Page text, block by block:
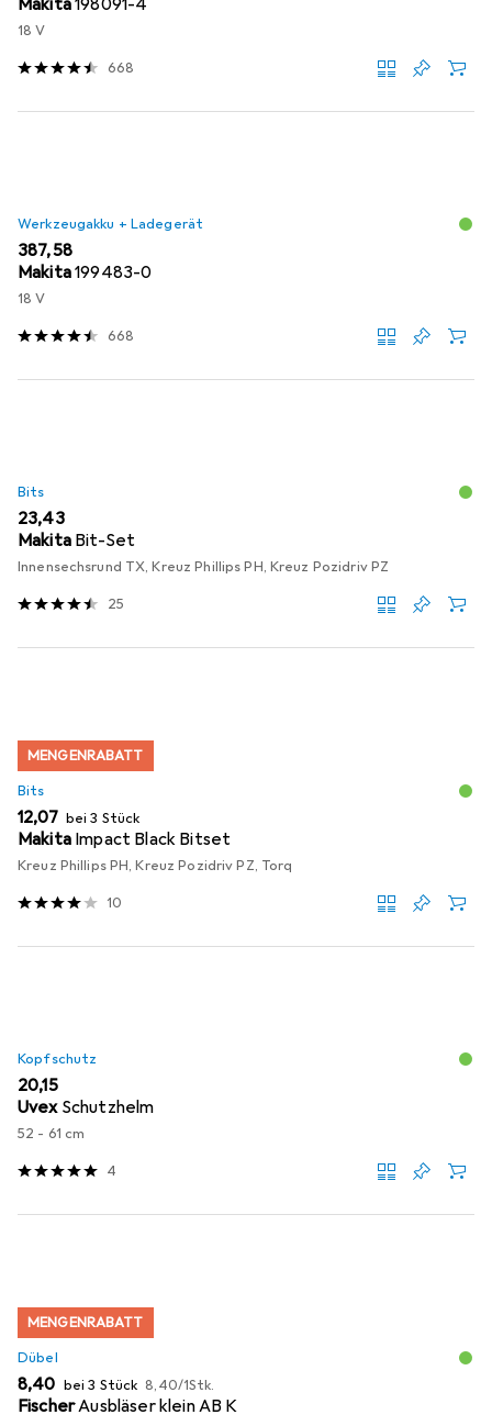
Makita198091-4
18 V
668
Werkzeugakku + Ladegerät
EUR
387,58
Makita199483-0
18 V
668
Bits
EUR
23,43
Makita Bit-Set
Innensechsrund TX, Kreuz Phillips PH, Kreuz Pozidriv PZ
25
MENGENRABATT
Bits
EUR
12,07 bei 3 Stück
Makita Impact Black Bitset
Kreuz Phillips PH, Kreuz Pozidriv PZ, Torq
10
Kopfschutz
EUR
20,15
Uvex Schutzhelm
52 - 61 cm
4
MENGENRABATT
Dübel
EUR
8,40 bei 3 Stück EUR
8,40/1Stk.
FischerAusbläser klein AB K